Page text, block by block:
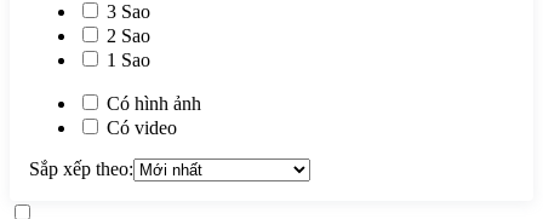
3 Sao
2 Sao
1 Sao
Có hình ảnh
Có video
Sắp xếp theo: